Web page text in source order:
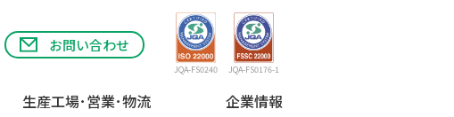
お問い合わせ
JQA-FS0240 JQA-FS0176-1
生産工場･営業･物流 企業情報